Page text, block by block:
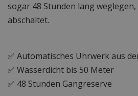
sogar 48 Stunden lang
abschaltet.
✅ Automatisches Uhrwerk aus
✅ Wasserdicht bis 50 Meter
✅ 48 Stunden Gangreserve